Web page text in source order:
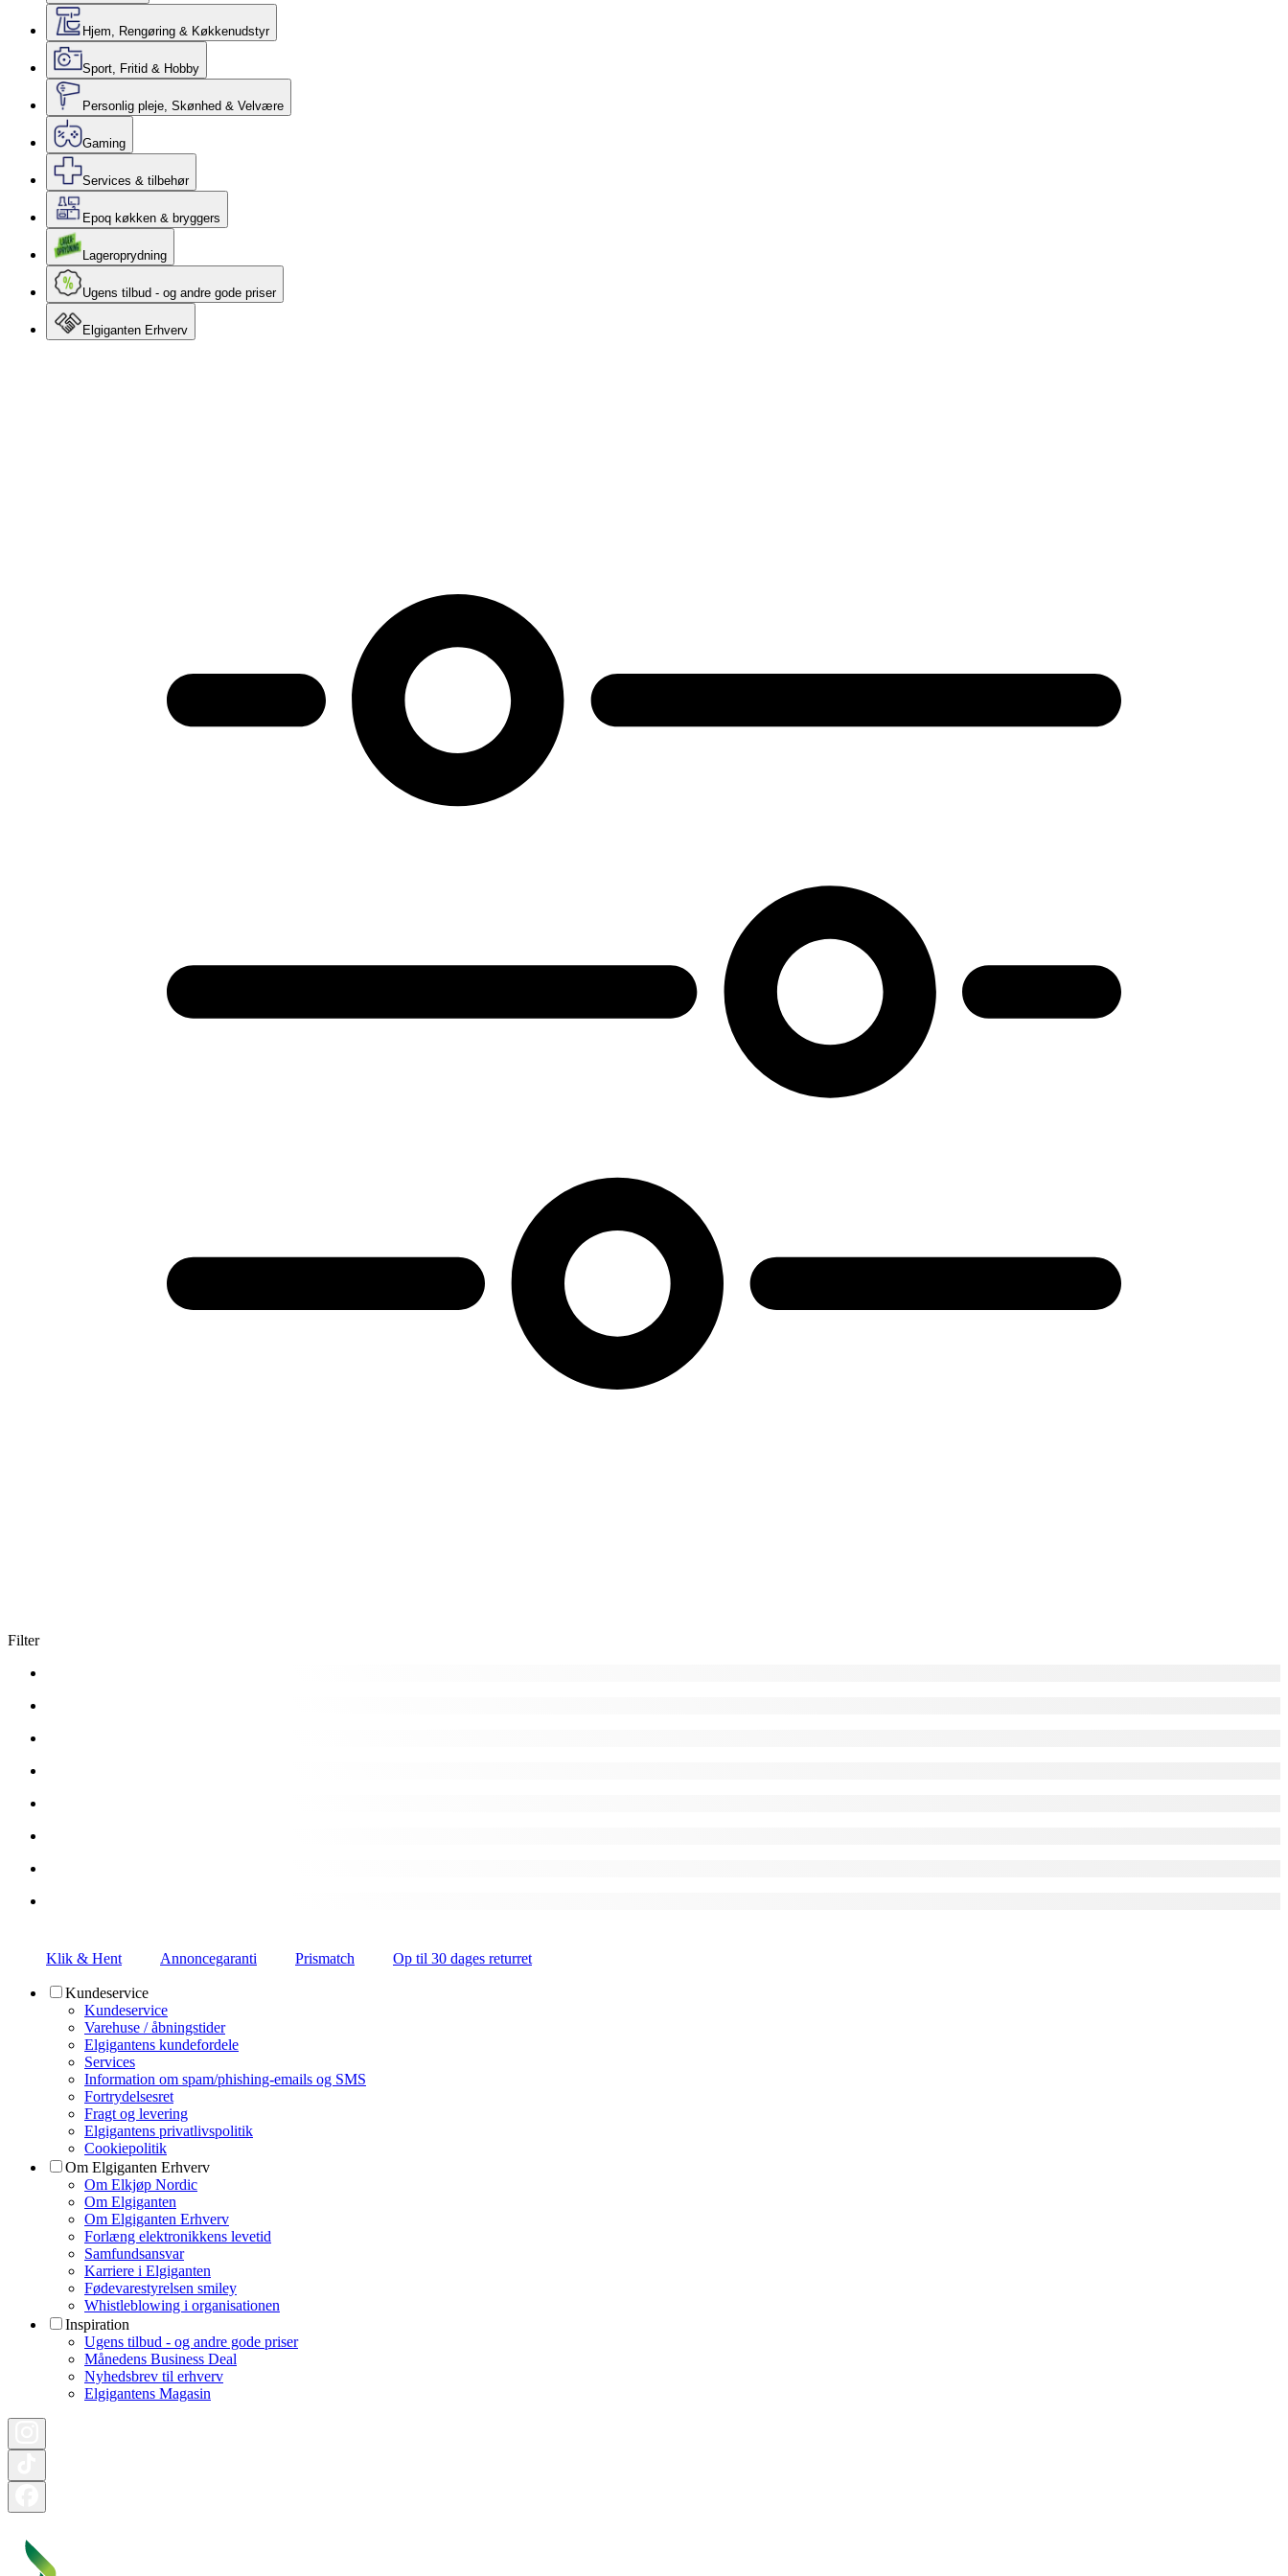
Hjem, Rengøring & Køkkenudstyr
Sport, Fritid & Hobby
Personlig pleje, Skønhed & Velvære
Gaming
Services & tilbehør
Epoq køkken & bryggers
Lageroprydning
Ugens tilbud - og andre gode priser
Elgiganten Erhverv
Filter
Klik & Hent Annoncegaranti Prismatch Op til 30 dages returret
Kundeservice
Kundeservice
Varehuse / åbningstider
Elgigantens kundefordele
Services
Information om spam/phishing-emails og SMS
Fortrydelsesret
Fragt og levering
Elgigantens privatlivspolitik
Cookiepolitik
Om Elgiganten Erhverv
Om Elkjøp Nordic
Om Elgiganten
Om Elgiganten Erhverv
Forlæng elektronikkens levetid
Samfundsansvar
Karriere i Elgiganten
Fødevarestyrelsen smiley
Whistleblowing i organisationen
Inspiration
Ugens tilbud - og andre gode priser
Månedens Business Deal
Nyhedsbrev til erhverv
Elgigantens Magasin